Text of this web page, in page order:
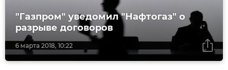
6 марта 2018, 10:22
"Газпром" уведомил "Нафтогаз" о
разрыве договоров